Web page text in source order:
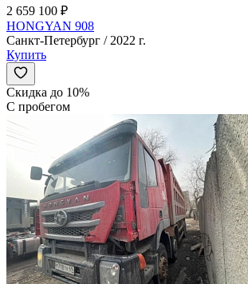
2 659 100 ₽
HONGYAN 908
Санкт-Петербург / 2022 г.
Купить
Скидка до 10%
С пробегом